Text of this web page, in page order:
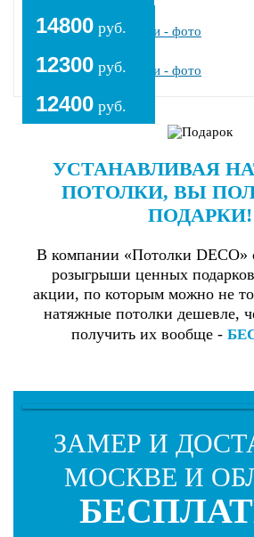
14800 руб.
12300 руб.
12400 руб.
УСТАНАВЛИВАЯ
ПОТОЛКИ, ВЫ
ПОДАРКИ!
В компании «Потолки DECO»
розыгрыши ценных
акции, по которым можно не
натяжные потолки дешевле,
получить их вообще -
ЗАМЕР И
МОСКВЕ И